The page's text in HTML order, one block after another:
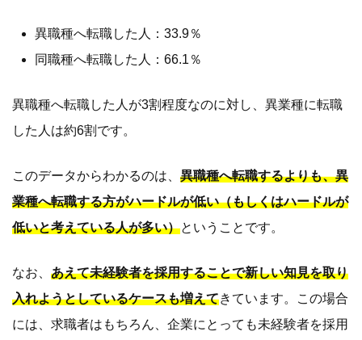
異職種へ転職した人：33.9％
同職種へ転職した人：66.1％
異職種へ転職した人が3割程度なのに対し、異業種に転職
した人は約6割です。
このデータからわかるのは、 異職種へ転職するよりも、異
業種へ転職する方がハードルが低い（もしくはハードルが
低いと考えている人が多い）ということです。
なお、 あえて未経験者を採用することで新しい知見を取り
入れようとしているケースも増えてきています。この場合
には、求職者はもちろん、企業にとっても未経験者を採用